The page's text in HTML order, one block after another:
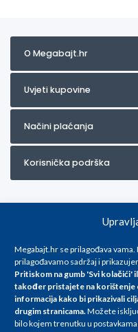
Megabajt.hr se prilagođava
prilagođavamo sadržaj i
Pritiskom na gumb 'Svi kolačići'
također pristajete na korištenje
informacija kako bi prikazivali
drugim stranicama.Možete
bilo kojem trenutku u
O Megabajt.hr
Uvjeti kupovine
Načini plaćanja
Korisnička podrška
Za artikle kojih trenutno nema
info@megabajt.hr. Sve cijene
promjenama, a
iskazane su za avansno